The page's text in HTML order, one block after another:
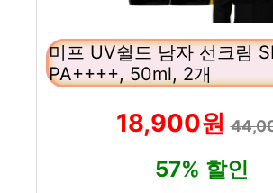
미프 UV쉴드 남자 선크림
PA++++, 50ml, 2개
18,900원
57% 할인